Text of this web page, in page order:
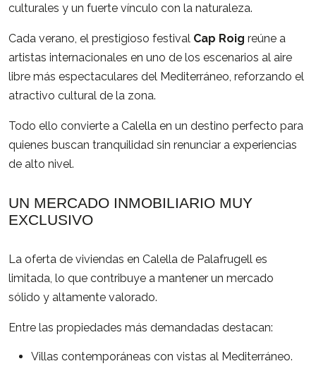
culturales y un fuerte vínculo con la naturaleza.
Cada verano, el prestigioso festival Cap Roig reúne a
artistas internacionales en uno de los escenarios al aire
libre más espectaculares del Mediterráneo, reforzando el
atractivo cultural de la zona.
Todo ello convierte a Calella en un destino perfecto para
quienes buscan tranquilidad sin renunciar a experiencias
de alto nivel.
UN MERCADO INMOBILIARIO MUY
EXCLUSIVO
La oferta de viviendas en Calella de Palafrugell es
limitada, lo que contribuye a mantener un mercado
sólido y altamente valorado.
Entre las propiedades más demandadas destacan:
Villas contemporáneas con vistas al Mediterráneo.